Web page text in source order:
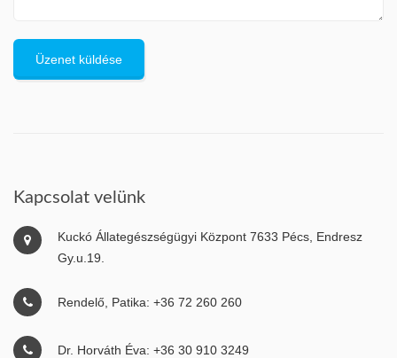
Galéria
Ügyelet
Kapcsolat velünk
Kuckó Állategészségügyi Központ 7633 Pécs, Endresz
Gy.u.19.
Rendelő, Patika: +36 72 260 260
Dr. Horváth Éva: +36 30 910 3249